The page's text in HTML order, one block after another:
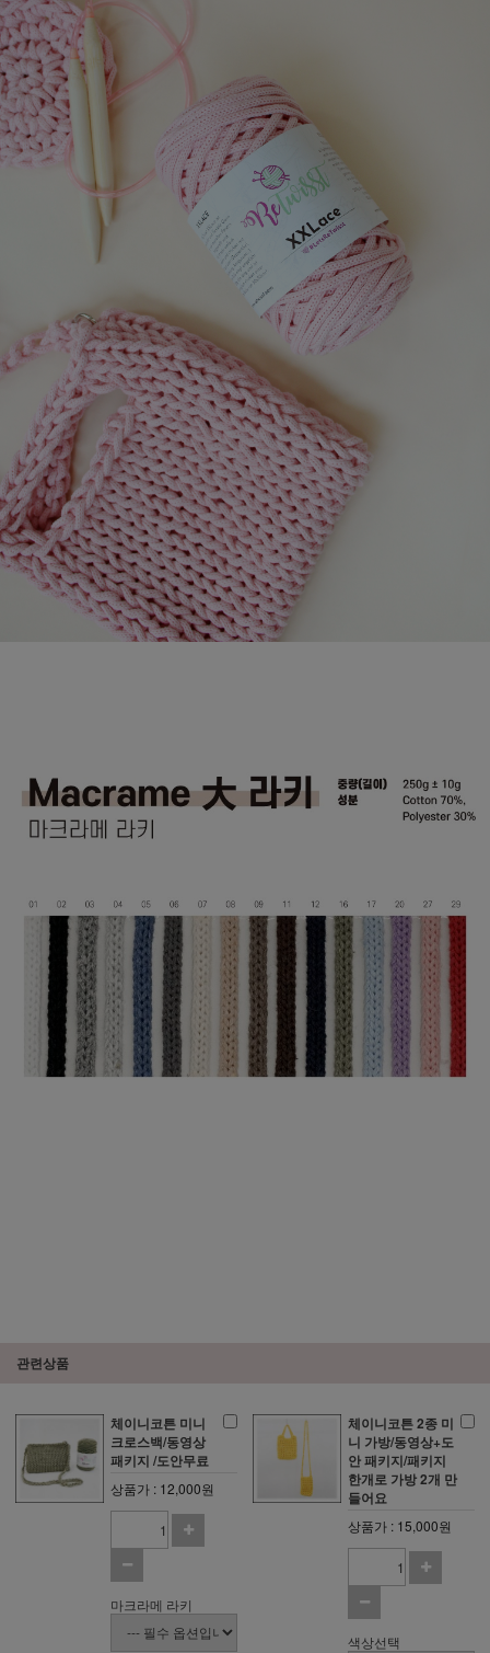
관련상품
체이니코튼 미니
크로스백/동영상
패키지 /도안무료
상품가 : 12,000원
마크라메 라키
체이니코튼 2종 미
니 가방/동영상+도
안 패키지/패키지
한개로 가방 2개 만
들어요
상품가 : 15,000원
색상선택